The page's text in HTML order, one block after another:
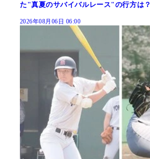
た"真夏のサバイバルレース"の行方は？
2026年08月06日 06:00